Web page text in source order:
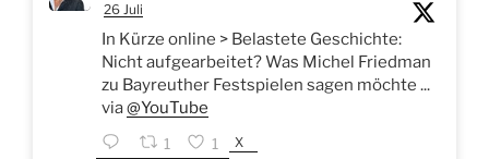
26 Juli
In Kürze online > Belastete Geschichte:
Nicht aufgearbeitet? Was Michel Friedman
zu Bayreuther Festspielen sagen möchte ...
via@YouTube
1 1 X